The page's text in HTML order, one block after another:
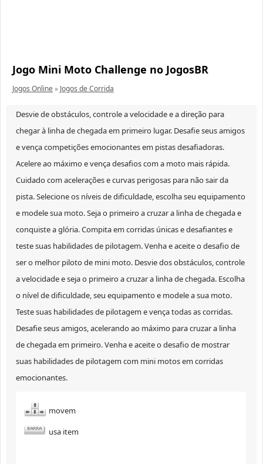
Jogo Mini Moto Challenge no JogosBR
Jogos Online» Jogos de Corrida
Desvie de obstáculos, controle a velocidade e a direção para
chegar à linha de chegada em primeiro lugar. Desafie seus amigos
e vença competições emocionantes em pistas desafiadoras.
Acelere ao máximo e vença desafios com a moto mais rápida.
Cuidado com acelerações e curvas perigosas para não sair da
pista. Selecione os níveis de dificuldade, escolha seu equipamento
e modele sua moto. Seja o primeiro a cruzar a linha de chegada e
conquiste a glória. Compita em corridas únicas e desafiantes e
teste suas habilidades de pilotagem. Venha e aceite o desafio de
ser o melhor piloto de mini moto. Desvie dos obstáculos, controle
a velocidade e seja o primeiro a cruzar a linha de chegada. Escolha
o nível de dificuldade, seu equipamento e modele a sua moto.
Teste suas habilidades de pilotagem e vença todas as corridas.
Desafie seus amigos, acelerando ao máximo para cruzar a linha
de chegada em primeiro. Venha e aceite o desafio de mostrar
suas habilidades de pilotagem com mini motos em corridas
emocionantes.
movem
usa item